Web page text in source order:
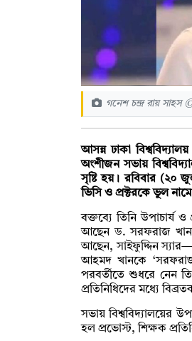
গনেশ চন্দ্র রায় সাহস
আসন্ন ঢাকা
অংশীজন সভায়
সৃষ্টি হয়। রবিবার (২০
ভিসি ও প্রক্টরকে ভুল
বক্তব্যে তিনি উপাচার্য
আছেন ড. সরফরাজ খান;
আছেন, সাইফুদ্দিন
আহমদ খানকে
পরবর্তীতে শুধরে নেন
প্রতিনিধিদের মধ্যে
সভায় বিশ্ববিদ্যালয়ের
হল প্রভোস্ট, শিক্ষক